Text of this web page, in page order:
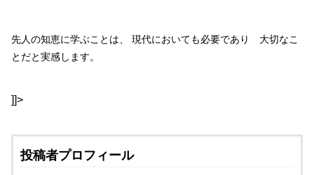
先人の知恵に学ぶことは、 現代においても必要であり 大切なこ
とだと実感します。
]]>
投稿者プロフィール